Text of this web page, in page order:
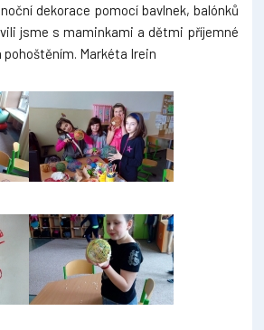
dekorace pomocí bavlnek, balónků
jsme s maminkami a dětmi příjemné
pohoštěním. Markéta Irein